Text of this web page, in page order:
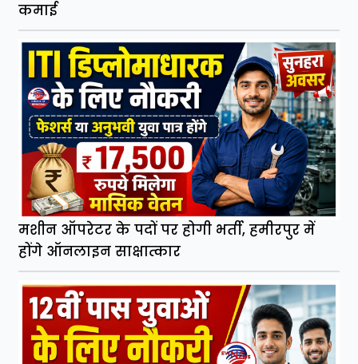
कमाई
मशीन ऑपरेटर के पदों पर होगी भर्ती, हमीरपुर में
होंगे ऑनलाइन साक्षात्कार